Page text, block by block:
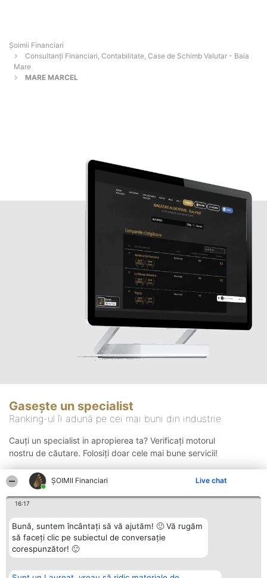
ȘOIMII Financiari Live chat
16:17
Bună, suntem încântați să vă ajutăm! 🙂 Vă rugăm
să faceți clic pe subiectul de conversație
corespunzător! 🙂
Șoimii Financiari
Consultanți Financiari, Contabilitate, Case de Schimb Valutar - Baia
Mare
MARE MARCEL
Gasește un specialist
Ranking-ul îi adună pe cei mai buni din industrie
Cauți un specialist in apropierea ta? Verificați motorul
nostru de căutare. Folosiți doar cele mai bune servicii!